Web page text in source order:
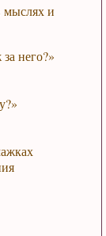
мыслях и
него?»